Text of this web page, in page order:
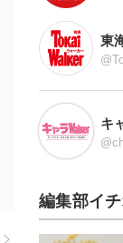
東
キ
編集部イ